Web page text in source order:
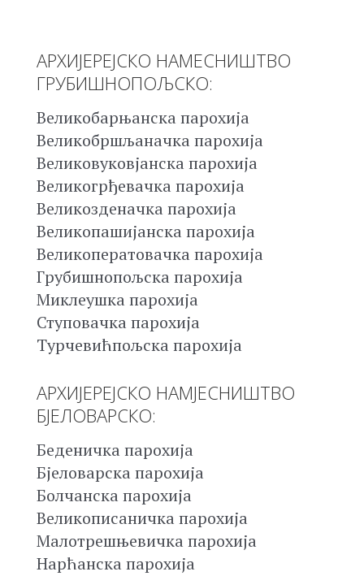
АРХИЈЕРЕЈСКО НАМЕСНИШТВО
ГРУБИШНОПОЉСКО:
Великобарњанска парохија
Великобршљаначка парохија
Великовуковјанска парохија
Великогрђевачка парохија
Великозденачка парохија
Великопашијанска парохија
Великоператовачка парохија
Грубишнопољска парохија
Миклеушка парохија
Ступовачка парохија
Турчевићпољска парохија
АРХИЈЕРЕЈСКО НАМЈЕСНИШТВО
БЈЕЛОВАРСКО:
Беденичка парохија
Бјеловарска парохија
Болчанска парохија
Великописаничка парохија
Малотрешњевичка парохија
Нарћанска парохија